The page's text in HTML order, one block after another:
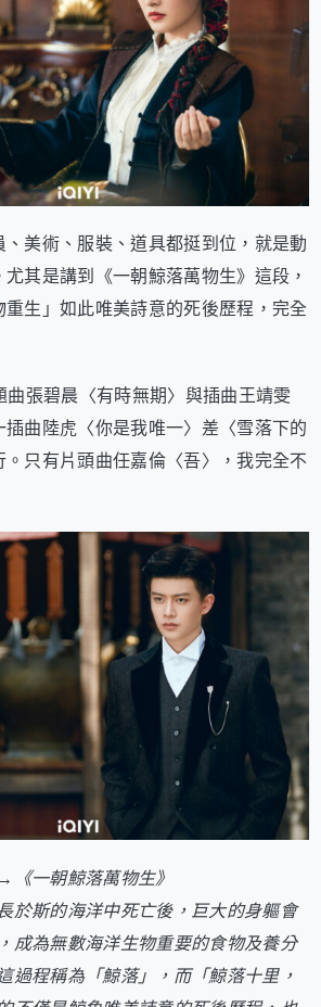
美術、服裝、道具都挺到位，就是動
其是講到《一朝鯨落萬物生》這段，
生」如此唯美詩意的死後歷程，完全
曲張碧晨〈有時無期〉與插曲王靖雯
插曲陸虎〈你是我唯一〉差〈雪落下的
。只有片頭曲任嘉倫〈吾〉，我完全不
《一朝鯨落萬物生》
於斯的海洋中死亡後，巨大的身軀會
成為無數海洋生物重要的食物及養分
過程稱為「鯨落」，而「鯨落十里，